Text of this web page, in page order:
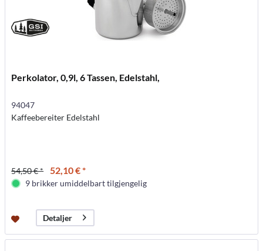
Perkolator, 0,9l, 6 Tassen, Edelstahl,
94047
Kaffeebereiter Edelstahl
54,50 € * 52,10 € *
9 brikker umiddelbart tilgjengelig
Detaljer